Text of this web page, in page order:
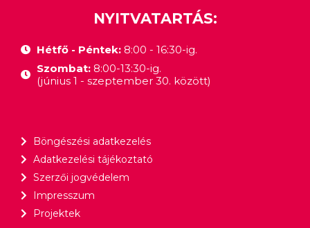
NYITVATARTÁS:
Hétfő - Péntek:8:00 - 16:30-ig.
Szombat: 8:00-13:30-ig.
(június 1 - szeptember 30. között)
Böngészési adatkezelés
Adatkezelési tájékoztató
Szerzői jogvédelem
Impresszum
Projektek